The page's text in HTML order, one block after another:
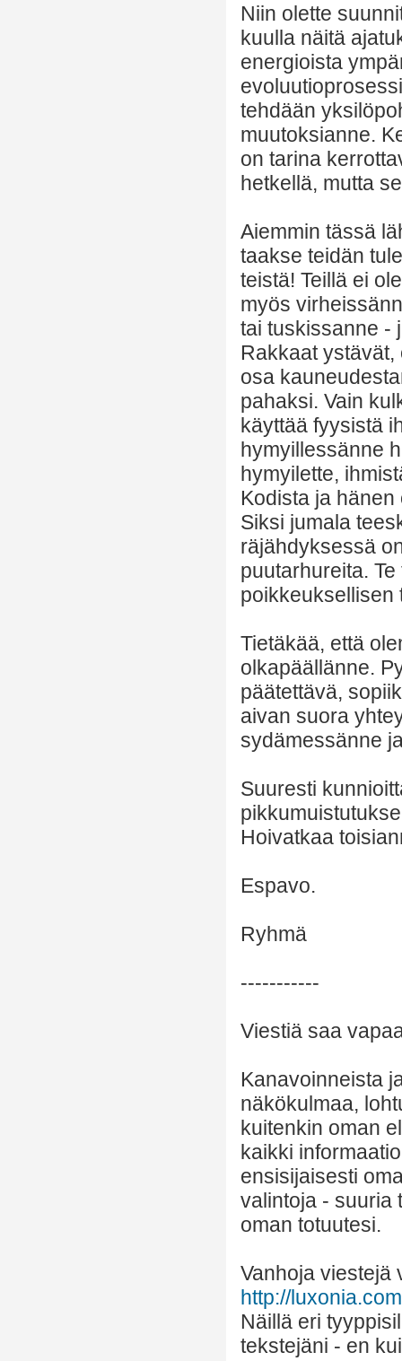
Niin olette
kuulla näitä
energioista
tehdään
muutoksianne.
on tarina
hetkellä, mutta
Aiemmin tässä
taakse teidän
teistä! Teillä ei
myös
tai tuskissanne -
Rakkaat
osa
pahaksi. Vain
käyttää fyysistä
hymyillessänne
hymyilette,
Kodista ja
Siksi jumala
räjähdyksessä
puutarhureita.
poikkeuksellisen
Tietäkää, että
olkapäällänne.
päätettävä,
aivan suora
sydämessänne
Suuresti
Hoivatkaa
Espavo.
Ryhmä
-----------
Viestiä saa
Kanavoinneista
näkökulmaa,
kuitenkin oman
kaikki
ensisijaisesti
valintoja - suuria
oman totuutesi.
Vanhoja viestejä
http://
Näillä eri
tekstejäni - en